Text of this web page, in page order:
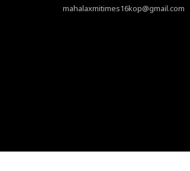
mahalaxmitimes16kop@gmail.com